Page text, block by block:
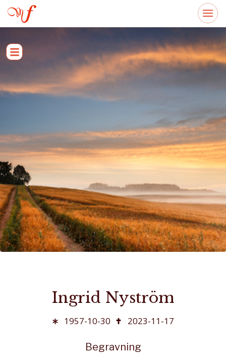
Ingrid Nyström
1957-10-30 2023-11-17
Begravning